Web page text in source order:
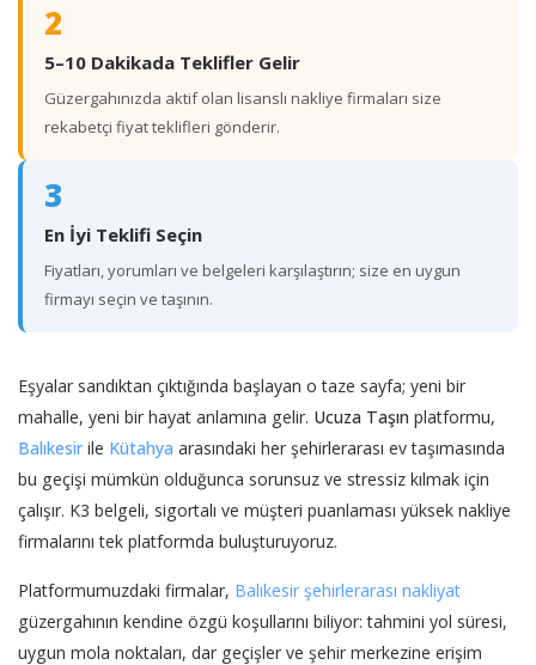
2
5–10 Dakikada Teklifler Gelir
Güzergahınızda aktif olan lisanslı nakliye firmaları size
rekabetçi fiyat teklifleri gönderir.
3
En İyi Teklifi Seçin
Fiyatları, yorumları ve belgeleri karşılaştırın; size en uygun
firmayı seçin ve taşının.
Eşyalar sandıktan çıktığında başlayan o taze sayfa; yeni bir
mahalle, yeni bir hayat anlamına gelir. Ucuza Taşın platformu,
Balıkesirile Kütahya arasındaki her şehirlerarası ev taşımasında
bu geçişi mümkün olduğunca sorunsuz ve stressiz kılmak için
çalışır. K3 belgeli, sigortalı ve müşteri puanlaması yüksek nakliye
firmalarını tek platformda buluşturuyoruz.
Platformumuzdaki firmalar, Balıkesir şehirlerarası nakliyat
güzergahının kendine özgü koşullarını biliyor: tahmini yol süresi,
uygun mola noktaları, dar geçişler ve şehir merkezine erişim